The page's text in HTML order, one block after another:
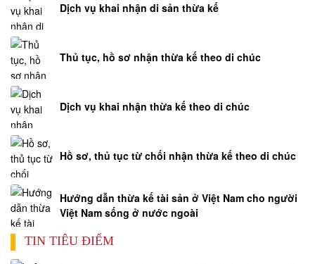
Dịch vụ khai nhận di sản thừa kế
Thủ tục, hồ sơ nhận thừa kế theo di chúc
Dịch vụ khai nhận thừa kế theo di chúc
Hồ sơ, thủ tục từ chối nhận thừa kế theo di chúc
Hướng dẫn thừa kế tài sản ở Việt Nam cho người
Việt Nam sống ở nước ngoài
TIN TIÊU ĐIỂM